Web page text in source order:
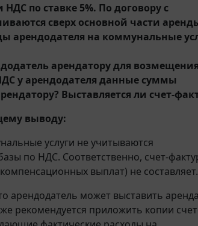
по ставке 5%. По договору с
сверх основной части
арендодателя на коммунальные
арендатору для возмещения
у арендодателя данные суммы
Выставляется ли счет-
выводу:
услуги не учитываются
по НДС. Соответственно, счет-
выплат) не составляет.
арендодатель может выставить
рекомендуется приложить копии